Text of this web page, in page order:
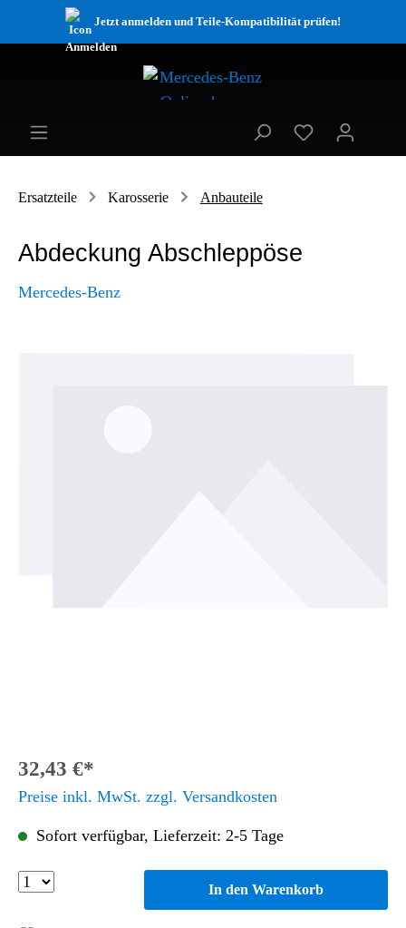
Jetzt anmelden und Teile-Kompatibilität prüfen!
Ersatzteile Karosserie Anbauteile
Abdeckung Abschleppöse
Mercedes-Benz
32,43 €*
Preise inkl. MwSt. zzgl. Versandkosten
Sofort verfügbar, Lieferzeit: 2-5 Tage
In den Warenkorb